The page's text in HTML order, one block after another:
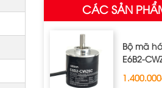
CÁC SẢN
Bộ mã
E6B2-